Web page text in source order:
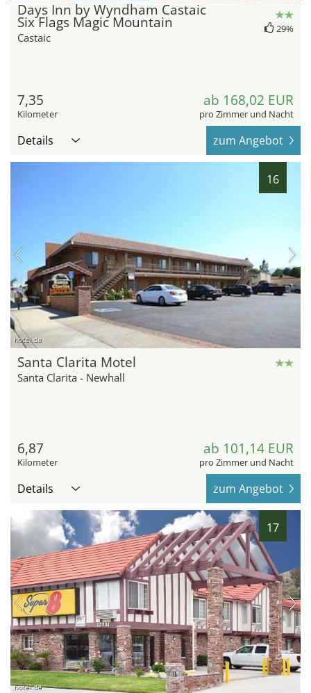
Days Inn by Wyndham Castaic
Six Flags Magic Mountain
Castaic
29%
7,35
Kilometer
ab 168,02 EUR
pro Zimmer und Nacht
Details zum Angebot
16
hotel.de
Santa Clarita Motel
Santa Clarita - Newhall
6,87
Kilometer
ab 101,14 EUR
pro Zimmer und Nacht
Details zum Angebot
17
hotel.de